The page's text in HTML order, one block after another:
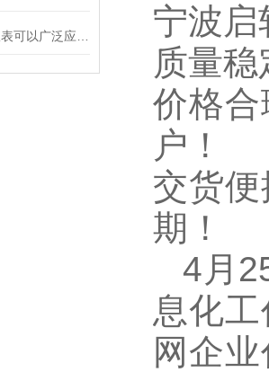
宁波启
质量
价格
户！
交货
期！
4 月
息化
网企